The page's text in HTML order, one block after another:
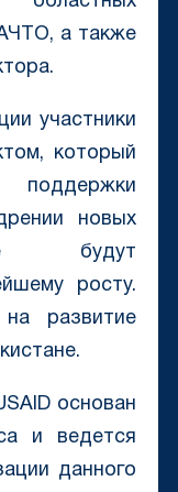
а также
участники
который
поддержки
новых
будут
росту.
развитие
основан
и ведется
данного